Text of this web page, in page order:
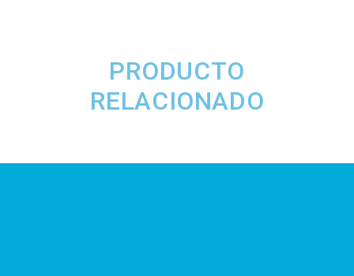
PRODUCTO
RELACIONADO